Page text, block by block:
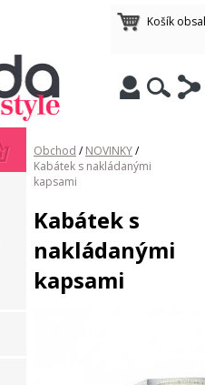
Košík
Obchod / NOVINKY/
Kabátek s nakládanými
kapsami
Kabátek s
nakládanými
kapsami